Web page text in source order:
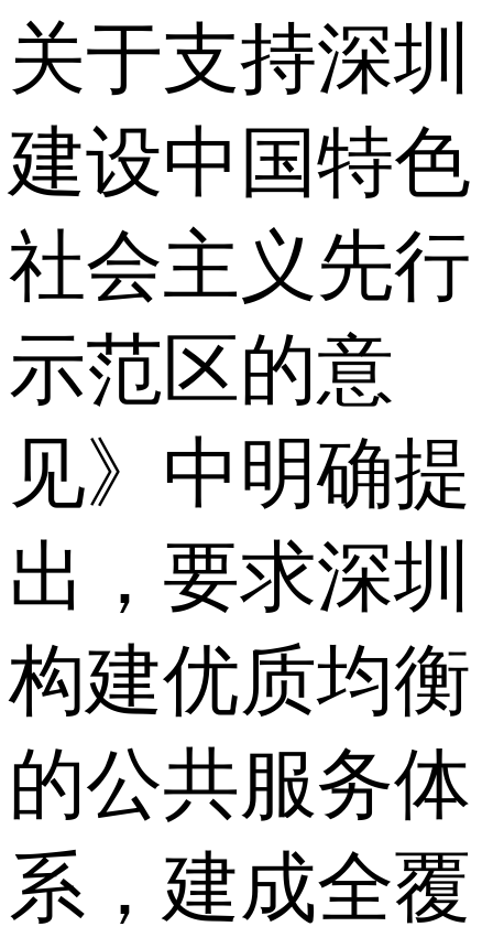
关于支持深圳
建设中国特色
社会主义先行
示范区的意
见》中明确提
出，要求深圳
构建优质均衡
的公共服务体
系，建成全覆